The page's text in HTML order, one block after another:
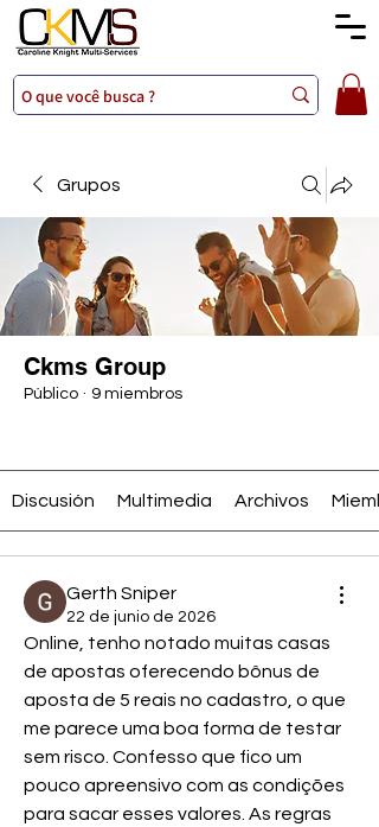
Grupos
Ckms Group
Público · 9 miembros
Discusión Multimedia Archivos
Gerth Sniper
22 de junio de 2026
Online, tenho notado muitas casas
de apostas oferecendo bônus de
aposta de 5 reais no cadastro, o que
me parece uma boa forma de testar
sem risco. Confesso que fico um
pouco apreensivo com as condições
para sacar esses valores. As regras